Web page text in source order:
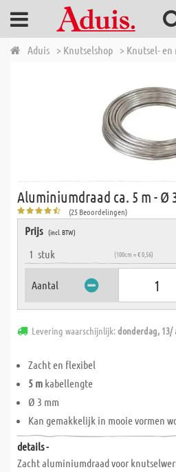
Aduis > Knutselshop > Knutsel-
Aluminiumdraad ca. 5 m - Ø
(25 Beoordelingen)
Prijs (incl. BTW)
1 stuk (100cm = € 0,56)
Aantal
Levering waarschijnlijk:donderdag, 13/
Zacht en flexibel
5 m kabellengte
Ø 3 mm
Kan gemakkelijk in mooie vormen
details -
Zacht aluminiumdraad voor